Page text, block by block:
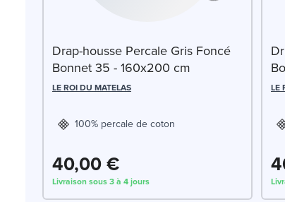
Drap-housse Percale Gris Foncé
Bonnet 35 - 160x200 cm
LE ROI DU MATELAS
100% percale de coton
40,00 €
Livraison sous 3 à 4 jours
LE